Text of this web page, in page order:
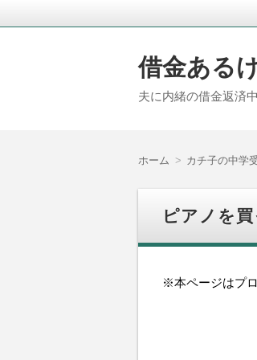
借金ある
夫に内緒の借金返済
ホーム カチ子の中学
ピアノを
※本ページはプ